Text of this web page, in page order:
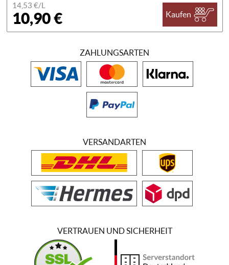
14,53 €/L
10,90 € Kaufen
ZAHLUNGSARTEN
VERSANDARTEN
VERTRAUEN UND SICHERHEIT